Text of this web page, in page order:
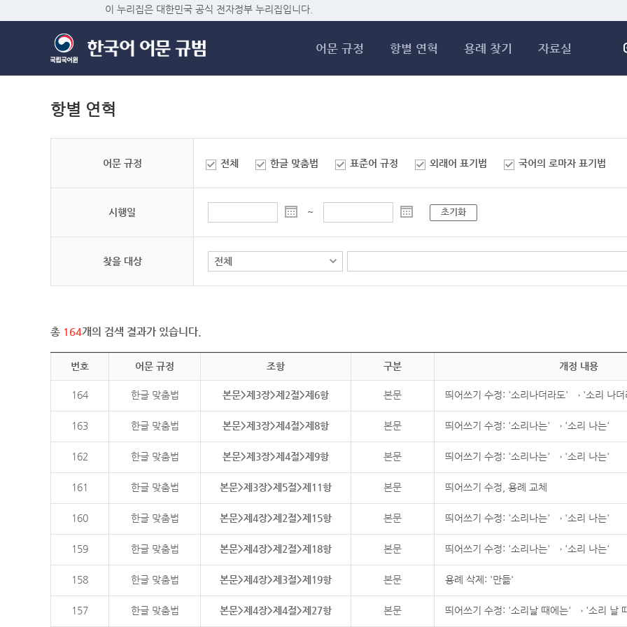
이 누리집은 대한민국 공식 전자정부 누리집입니다.
어문 규정 항별 연혁 용례 찾기 자료실
항별 연혁
어문 규정 전체 한글 맞춤법 표준어 규정 외래어 표기법 국어의 로마자 표기법
시행일 ~ 초기화
찾을 대상
총 164개의 검색 결과가 있습니다.
번호 어문 규정 조항 구분 개정 내용
164 한글 맞춤법 본문>제3장>제2절>제6항 본문 띄어쓰기 수정: '소리나더라도' → '소리 나더
163 한글 맞춤법 본문>제3장>제4절>제8항 본문 띄어쓰기 수정: '소리나는' → '소리 나는'
162 한글 맞춤법 본문>제3장>제4절>제9항 본문 띄어쓰기 수정: '소리나는' → '소리 나는'
161 한글 맞춤법 본문>제3장>제5절>제11항 본문 띄어쓰기 수정, 용례 교체
160 한글 맞춤법 본문>제4장>제2절>제15항 본문 띄어쓰기 수정: '소리나는' → '소리 나는'
159 한글 맞춤법 본문>제4장>제2절>제18항 본문 띄어쓰기 수정: '소리나는' → '소리 나는'
158 한글 맞춤법 본문>제4장>제3절>제19항 본문 용례 삭제: '만듦'
157 한글 맞춤법 본문>제4장>제4절>제27항 본문 띄어쓰기 수정: '소리날 때에는' → '소리 날